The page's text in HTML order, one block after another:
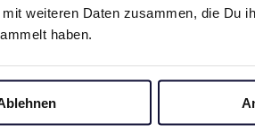
weiteren Daten zusammen, die Du
haben.